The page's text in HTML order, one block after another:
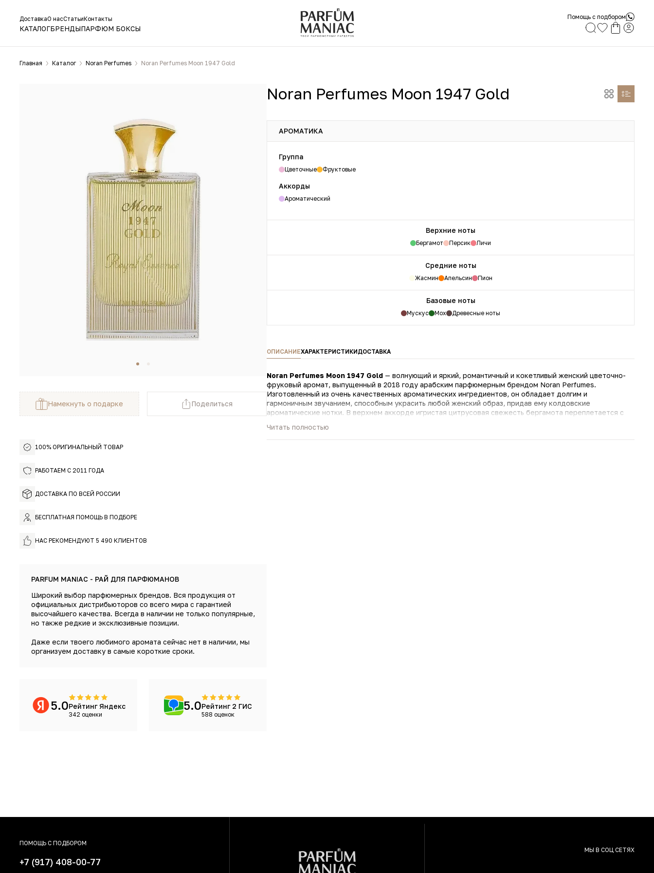
ДоставкаО насСтатьиКонтакты
КАТАЛОГБРЕНДЫПАРФЮМ БОКСЫ
Помощь с подбором
Главная Каталог Noran Perfumes Noran Perfumes Moon 1947 Gold
Намекнуть о подарке Поделиться
100% ОРИГИНАЛЬНЫЙ ТОВАР
РАБОТАЕМ С 2011 ГОДА
ДОСТАВКА ПО ВСЕЙ РОССИИ
БЕСПЛАТНАЯ ПОМОЩЬ В ПОДБОРЕ
НАС РЕКОМЕНДУЮТ 5 490 КЛИЕНТОВ
PARFUM MANIAC - РАЙ ДЛЯ ПАРФЮМАНОВ
Широкий выбор парфюмерных брендов. Вся продукция от
официальных дистрибьюторов со всего мира с гарантией
высочайшего качества. Всегда в наличии не только популярные,
но также редкие и эксклюзивные позиции.
Даже если твоего любимого аромата сейчас нет в наличии, мы
организуем доставку в самые короткие сроки.
5.0Рейтинг Яндекс
342 оценки
5.0Рейтинг 2 ГИС
588 оценок
Noran Perfumes Moon 1947 Gold
АРОМАТИКА
Группа
Цветочные Фруктовые
Аккорды
Ароматический
Верхние ноты
Бергамот Персик Личи
Средние ноты
Жасмин Апельсин Пион
Базовые ноты
Мускус Мох Древесные ноты
ОПИСАНИЕХАРАКТЕРИСТИКИДОСТАВКА
Noran Perfumes Moon 1947 Gold — волнующий и яркий, романтичный и кокетливый женский цветочно-
фруковый аромат, выпущенный в 2018 году арабским парфюмерным брендом Noran Perfumes.
Изготовленный из очень качественных ароматических ингредиентов, он обладает долгим и
гармоничным звучанием, способным украсить любой женский образ, придав ему колдовские
ароматические нотки. В верхнем аккорде игристая цитрусовая свежесть бергамота переплетается с
жасмина в сердце композиции сочетается с нежным любопытством цветов апельсинового дерева и
шелковисто-пряным ароматом пиона, покоясь в мягких объятиях финального пряно-древесного аккорда,
Читать полностью
ПОМОЩЬ С ПОДБОРОМ
+7 (917) 408-00-77
МЫ В СОЦ СЕТЯХ